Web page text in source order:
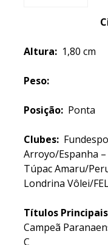
Altura: 1,80 cm
Peso:
Posição: Ponta
Clubes:
Arroyo/Espanha
Túpac Amaru/
Londrina Vôlei/
Títulos
Campeã
C